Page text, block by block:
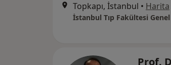
Topkapı, İstanbul • Harita
İstanbul Tıp Fakültesi
Prof.